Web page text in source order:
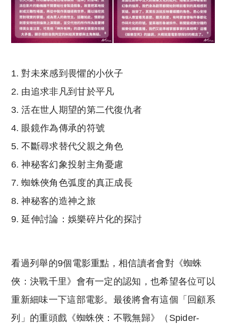
對未來感到畏懼的小伙子
由追求非凡到甘於平凡
活在世人期望的第二代復仇者
眼鏡作為傳承的符號
不斷尋求替代父親之角色
神秘客幻象投射主角憂慮
蜘蛛俠角色弧度的真正成長
神秘客的造神之旅
延伸討論：娛樂碎片化的探討
看過列舉的9個電影重點，相信讀者會對《蜘蛛
俠：決戰千里》會有一定的認知，也希望各位可以
重新細味一下這部電影。最後將會有這個「回顧系
列」的重頭戲《蜘蛛俠：不戰無歸》（Spider-